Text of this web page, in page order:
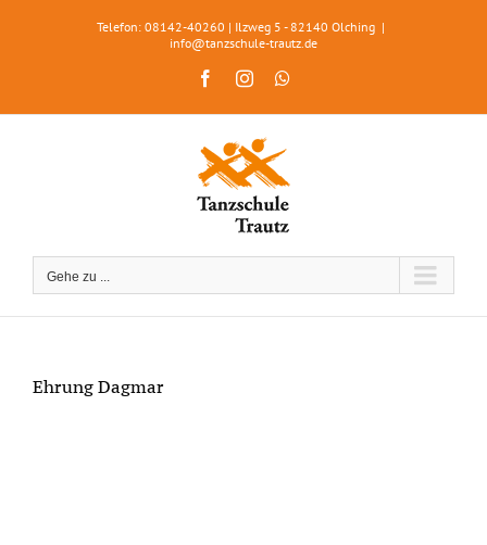
Telefon: 08142-40260 | Ilzweg 5 - 82140 Olching |
info@tanzschule-trautz.de
FacebookInstagram
Gehe zu ...
Ehrung Dagmar